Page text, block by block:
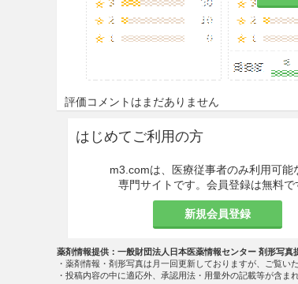
評価コメントはまだありません
はじめてご利用の方
m3.comは、医療従事者のみ利用可能
専門サイトです。会員登録は無料で
新規会員登録
薬剤情報提供：一般財団法人日本医薬情報センター 剤形写真
・薬剤情報・剤形写真は月一回更新しておりますが、ご覧
・投稿内容の中に適応外、承認用法・用量外の記載等が含ま